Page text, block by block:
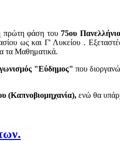
πρώτη φάση του 75ου
ως και Γ' Λυκείου .
τα Μαθηματικά.
"Εύδημος" που
(Καπνοβιομηχανία), ενώ θα